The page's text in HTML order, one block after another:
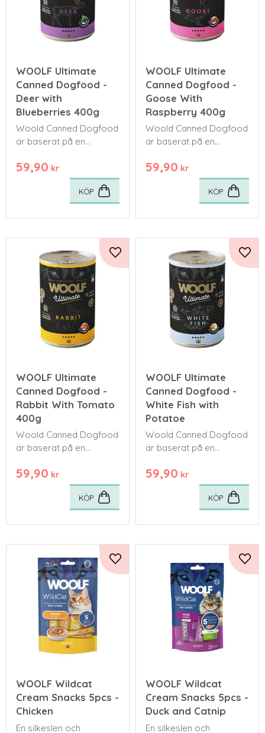
WOOLF Ultimate
Canned Dogfood -
Deer with
Blueberries 400g
Woold Canned Dogfood
är baserat på en
med upp till 96 %
59,90 kr
KÖP
WOOLF Ultimate
Canned Dogfood -
Goose With
Raspberry 400g
Woold Canned Dogfood
är baserat på en
med upp till 96 %
59,90 kr
KÖP
WOOLF Ultimate
Canned Dogfood -
Rabbit With Tomato
400g
Woold Canned Dogfood
är baserat på en
med upp till 96 %
59,90 kr
Lägg till i favoriter
KÖP
WOOLF Ultimate
Canned Dogfood -
White Fish with
Potatoe
Woold Canned Dogfood
är baserat på en
med upp till 96 %
59,90 kr
KÖP
WOOLF Wildcat
Cream Snacks 5pcs -
Chicken
En silkeslen och
Lägg till i favoriter
WOOLF Wildcat
Cream Snacks 5pcs -
Duck and Catnip
En silkeslen och